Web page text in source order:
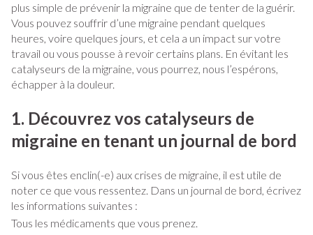
plus simple de prévenir la migraine que de tenter de la guérir.
Vous pouvez souffrir d’une migraine pendant quelques
heures, voire quelques jours, et cela a un impact sur votre
travail ou vous pousse à revoir certains plans. En évitant les
catalyseurs de la migraine, vous pourrez, nous l’espérons,
échapper à la douleur.
1. Découvrez vos catalyseurs de
migraine en tenant un journal de bord
Si vous êtes enclin(-e) aux crises de migraine, il est utile de
noter ce que vous ressentez. Dans un journal de bord, écrivez
les informations suivantes :
Tous les médicaments que vous prenez.